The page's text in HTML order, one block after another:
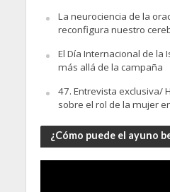
La neurociencia de la
reconfigura nuestro
El Día Internacional de la
más allá de la campaña
47. Entrevista exclusiva/
sobre el rol de la mujer
¿Cómo puede el ayuno